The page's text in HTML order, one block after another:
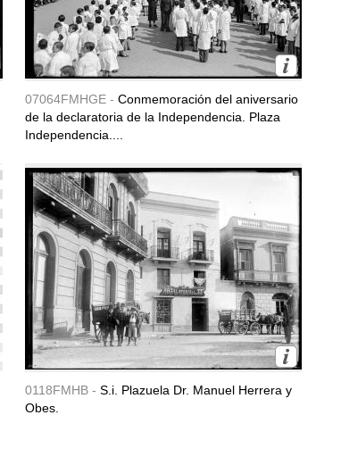
07064FMHGE - Conmemoración del aniversario
de la declaratoria de la Independencia. Plaza
Independencia....
0118FMHB - S.i. Plazuela Dr. Manuel Herrera y
Obes.